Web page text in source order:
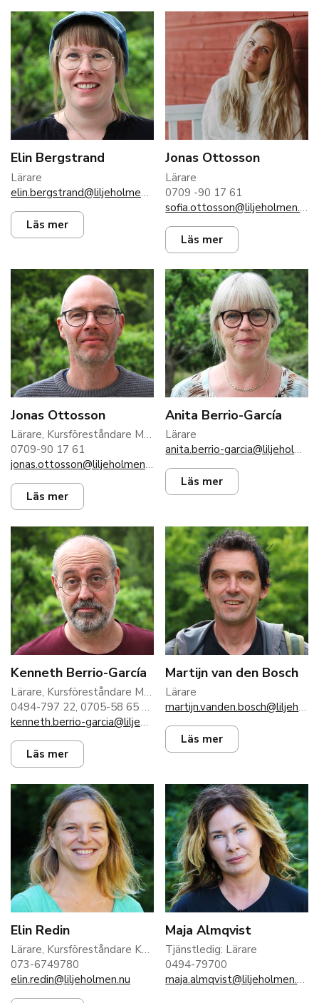
Elin Bergstrand
Lärare
elin.bergstrand@liljeholmen.nu
Läs mer
Jonas Ottosson
Lärare
0709 -90 17 61
sofia.ottosson@liljeholmen.nu
Läs mer
Jonas Ottosson
Lärare, Kursföreståndare Musik och Existentiell Hälsa
0709-90 17 61
jonas.ottosson@liljeholmen.nu
Läs mer
Anita Berrio-García
Lärare
anita.berrio-garcia@liljeholmen.nu
Läs mer
Kenneth Berrio-García
Lärare, Kursföreståndare Musik
0494-797 22, 0705-58 65 56
kenneth.berrio-garcia@liljeholmen.nu
Läs mer
Martijn van den Bosch
Lärare
martijn.vanden.bosch@liljeholmen.nu
Läs mer
Elin Redin
Lärare, Kursföreståndare Konst&Design
073-6749780
elin.redin@liljeholmen.nu
Maja Almqvist
Tjänstledig: Lärare
0494-79700
maja.almqvist@liljeholmen.nu